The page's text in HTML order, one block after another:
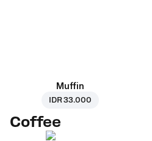
Muffin
IDR 33.000
Coffee